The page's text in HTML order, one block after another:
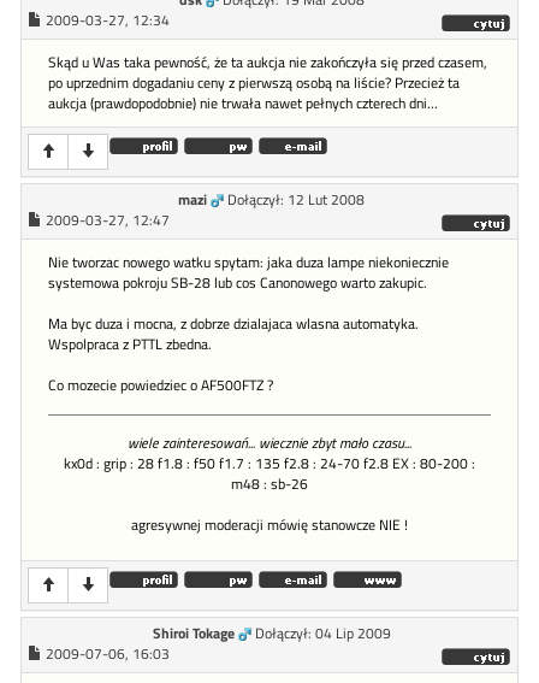
2009-03-27, 12:34
Skąd u Was taka pewność, że ta aukcja nie zakończyła się przed czasem,
po uprzednim dogadaniu ceny z pierwszą osobą na liście? Przecież ta
aukcja (prawdopodobnie) nie trwała nawet pełnych czterech dni...
mazi
Dołączył: 12 Lut 2008
2009-03-27, 12:47
Nie tworzac nowego watku spytam: jaka duza lampe niekoniecznie
systemowa pokroju SB-28 lub cos Canonowego warto zakupic.
Ma byc duza i mocna, z dobrze dzialajaca wlasna automatyka.
Wspolpraca z PTTL zbedna.
Co mozecie powiedziec o AF500FTZ ?
wiele zainteresowań... wiecznie zbyt mało czasu...
kx0d : grip : 28 f1.8 : f50 f1.7 : 135 f2.8 : 24-70 f2.8 EX : 80-200 :
m48 : sb-26
agresywnej moderacji mówię stanowcze NIE !
Shiroi Tokage
Dołączył: 04 Lip 2009
2009-07-06, 16:03